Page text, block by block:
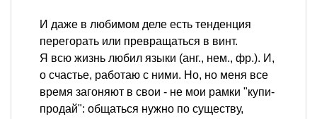
И даже в любимом деле есть тенденция
перегорать или превращаться в винт.
Я всю жизнь любил языки (анг., нем., фр.). И,
о счастье, работаю с ними. Но, но меня все
время загоняют в свои - не мои рамки "купи-
продай": общаться нужно по существу,